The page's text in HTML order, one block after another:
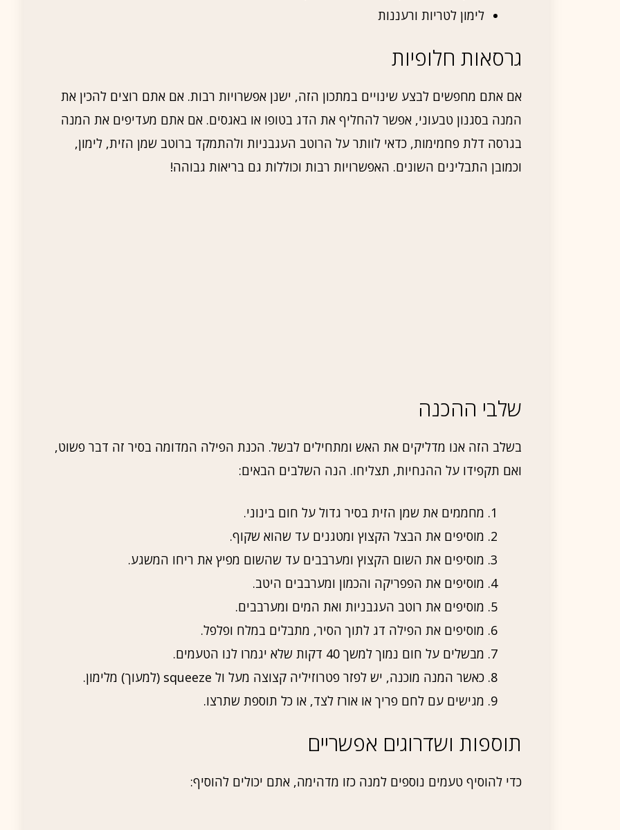
לימון לטריות ורעננות
גרסאות חלופיות
אם אתם מחפשים לבצע שינויים במתכון הזה, ישנן אפשרויות רבות. אם אתם רוצים להכין את
המנה בסגנון טבעוני, אפשר להחליף את הדג בטופו או באגסים. אם אתם מעדיפים את המנה
בגרסה דלת פחמימות, כדאי לוותר על הרוטב העגבניות ולהתמקד ברוטב שמן הזית, לימון,
וכמובן התבלינים השונים. האפשרויות רבות וכוללות גם בריאות גבוהה!
שלבי ההכנה
בשלב הזה אנו מדליקים את האש ומתחילים לבשל. הכנת הפילה המדומה בסיר זה דבר פשוט,
ואם תקפידו על ההנחיות, תצליחו. הנה השלבים הבאים:
מחממים את שמן הזית בסיר גדול על חום בינוני.
מוסיפים את הבצל הקצוץ ומטגנים עד שהוא שקוף.
מוסיפים את השום הקצוץ ומערבבים עד שהשום מפיץ את ריחו המשגע.
מוסיפים את הפפריקה והכמון ומערבבים היטב.
מוסיפים את רוטב העגבניות ואת המים ומערבבים.
מוסיפים את הפילה דג לתוך הסיר, מתבלים במלח ופלפל.
מבשלים על חום נמוך למשך 40 דקות שלא יגמרו לנו הטעמים.
כאשר המנה מוכנה, יש לפזר פטרוזיליה קצוצה מעל ול squeeze (למעוך) מלימון.
מגישים עם לחם פריך או אורז לצד, או כל תוספת שתרצו.
תוספות ושדרוגים אפשריים
כדי להוסיף טעמים נוספים למנה כזו מדהימה, אתם יכולים להוסיף: